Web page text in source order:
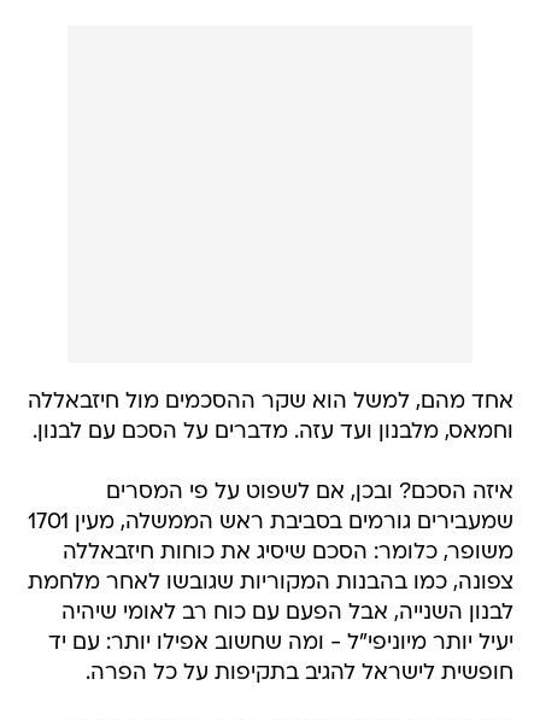
אחד מהם, למשל הוא שקר ההסכמים מול חיזבאללה
וחמאס, מלבנון ועד עזה. מדברים על הסכם עם לבנון.
איזה הסכם? ובכן, אם לשפוט על פי המסרים
שמעבירים גורמים בסביבת ראש הממשלה, מעין 1701
משופר, כלומר: הסכם שיסיג את כוחות חיזבאללה
צפונה, כמו בהבנות המקוריות שגובשו לאחר מלחמת
לבנון השנייה, אבל הפעם עם כוח רב לאומי שיהיה
יעיל יותר מיוניפי"ל - ומה שחשוב אפילו יותר: עם יד
חופשית לישראל להגיב בתקיפות על כל הפרה.